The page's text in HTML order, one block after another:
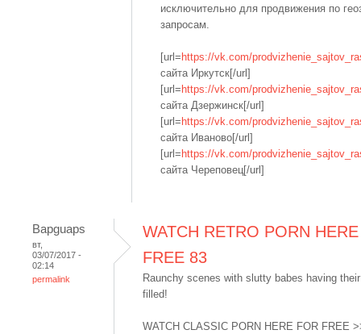
исключительно для продвижения по
запросам.
[url= https://vk.com/
сайта Иркутск[/url]
[url= https://vk.com/
сайта Дзержинск[/url]
[url= https://vk.com/
сайта Иваново[/url]
[url= https://vk.com/
сайта Череповец[/url]
Bapguaps
вт,
03/07/2017 -
02:14
permalink
WATCH RETRO PORN
FREE 83
Raunchy scenes with slutty babes having
filled!
WATCH CLASSIC PORN HERE FOR FREE